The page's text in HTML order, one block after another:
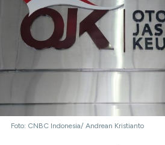
Foto: CNBC Indonesia/ Andrean Kristianto